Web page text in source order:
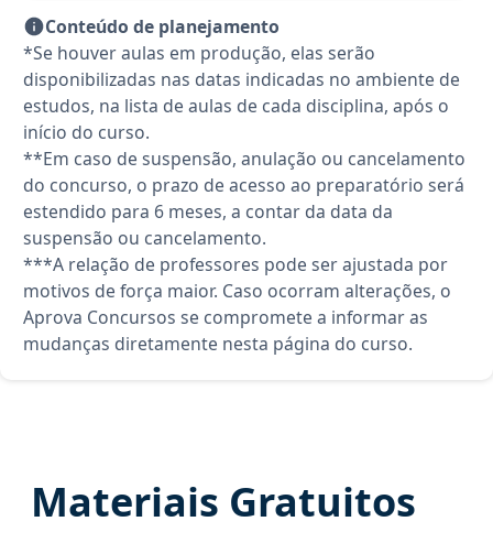
Conteúdo de planejamento
*Se houver aulas em produção, elas serão
disponibilizadas nas datas indicadas no ambiente de
estudos, na lista de aulas de cada disciplina, após o
início do curso.
**Em caso de suspensão, anulação ou cancelamento
do concurso, o prazo de acesso ao preparatório será
estendido para 6 meses, a contar da data da
suspensão ou cancelamento.
***A relação de professores pode ser ajustada por
motivos de força maior. Caso ocorram alterações, o
Aprova Concursos se compromete a informar as
mudanças diretamente nesta página do curso.
Materiais Gratuitos